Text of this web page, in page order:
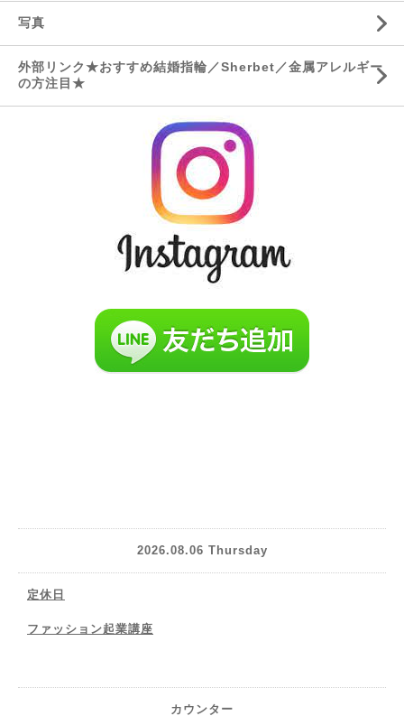
写真
外部リンク★おすすめ結婚指輪／Sherbet／金属アレルギー
の方注目★
2026.08.06 Thursday
定休日
ファッション起業講座
カウンター